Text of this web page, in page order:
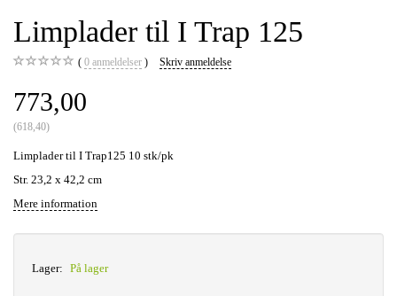
Limplader til I Trap 125
0 anmeldelser Skriv anmeldelse
773,00
(618,40)
Limplader til I Trap125 10 stk/pk
Str. 23,2 x 42,2 cm
Mere information
Lager: På lager